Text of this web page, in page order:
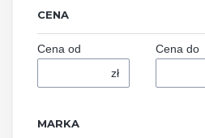
CENA
Cena od
zł
Cena do
MARKA